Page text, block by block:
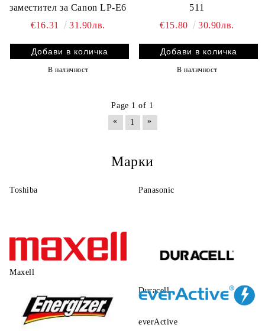
заместител за Canon LP-E6
€16.31
31.90лв.
В наличност
511
€15.80
30.90лв.
В наличност
Page 1 of 1
«
1 »
Марки
Toshiba Panasonic
Maxell
Duracell
everActive